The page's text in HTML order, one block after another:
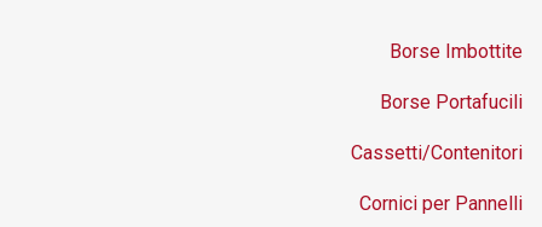
Borse Imbottite
Borse Portafucili
Cassetti/Contenitori
Cornici per Pannelli